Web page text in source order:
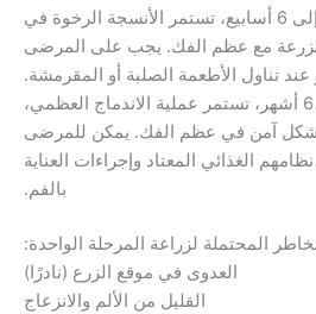
إلى 6 أسابيع، تستمر الأنسجة الرخوة في
الفك. يجب على المرضى
الصلبة أو المقرمشة.
أشهر، تستمر عملية الاندماج العظمي،
عظم الفك. يمكن للمرضى
المعتاد وإجراءات العناية
لزراعة المرحلة الواحدة:
العدوى في موقع الزرع (نادرًا)
القليل من الألم والانزعاج